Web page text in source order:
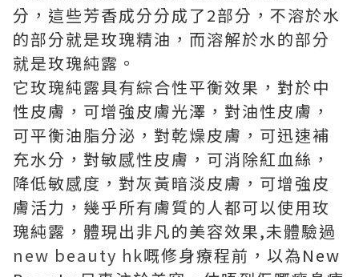
分，這些芳香成分分成了2部分，不溶於水
的部分就是玫瑰精油，而溶解於水的部分
就是玫瑰純露。
它玫瑰純露具有綜合性平衡效果，對於中
性皮膚，可增強皮膚光澤，對油性皮膚，
可平衡油脂分泌，對乾燥皮膚，可迅速補
充水分，對敏感性皮膚，可消除紅血絲，
降低敏感度，對灰黃暗淡皮膚，可增強皮
膚活力，幾乎所有膚質的人都可以使用玫
瑰純露，體現出非凡的美容效果,未體驗過
new beauty hk嘅修身療程前，以為New